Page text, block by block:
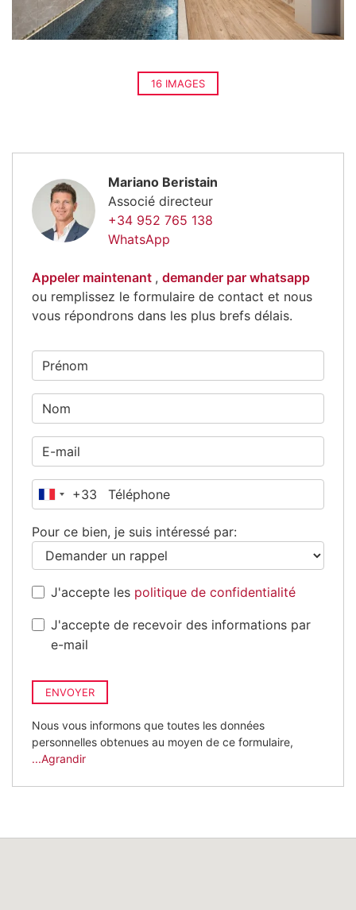
16 IMAGES
Mariano Beristain
Associé directeur
+34 952 765 138
WhatsApp
Appeler maintenant , demander par whatsapp
ou remplissez le formulaire de contact et nous
vous répondrons dans les plus brefs délais.
France
+33
Pour ce bien, je suis intéressé par:
J'accepte les politique de confidentialité
J'accepte de recevoir des informations par
e-mail
ENVOYER
Nous vous informons que toutes les données
personnelles obtenues au moyen de ce formulaire,
...Agrandir